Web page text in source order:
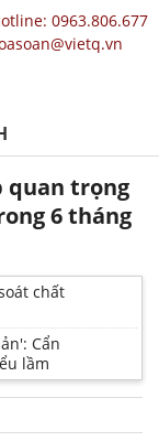
0963.806.677
quan trọng
6 tháng
chất
Cẩn
lầm